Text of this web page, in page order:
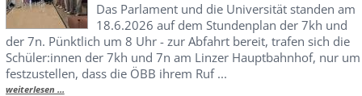
Das Parlament und die Universität standen am
18.6.2026 auf dem Stundenplan der 7kh und
der 7n. Pünktlich um 8 Uhr - zur Abfahrt bereit, trafen sich die
Schüler:innen der 7kh und 7n am Linzer Hauptbahnhof, nur um
festzustellen, dass die ÖBB ihrem Ruf ...
weiterlesen ...